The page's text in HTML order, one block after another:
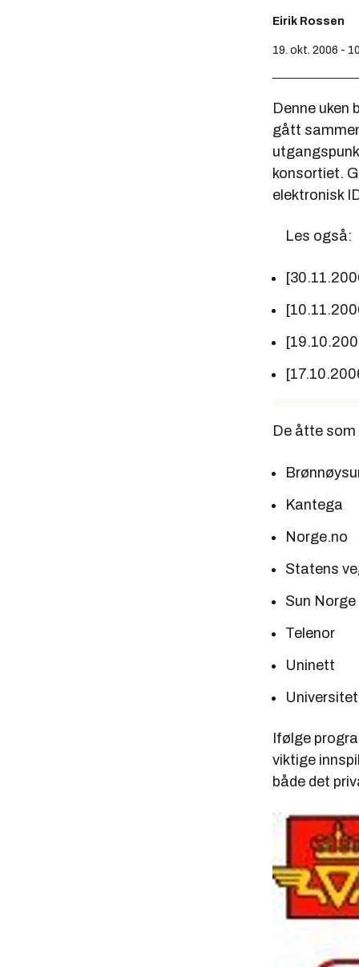
Eirik Rossen
19. okt. 2006 -
Denne uken
gått
konsortiet.
elektronisk
Les også:
De åtte som
Kantega
Norge.no
Statens
Sun Norge
Telenor
Uninett
Ifølge
viktige
både det